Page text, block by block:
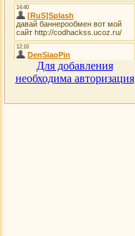
Для добавления
необходима авторизация